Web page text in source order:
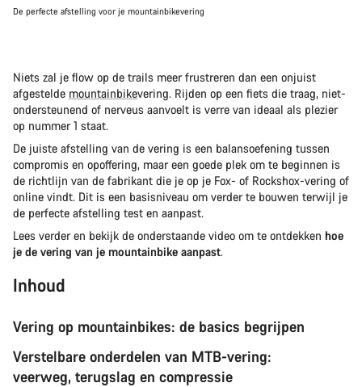
De perfecte afstelling voor je mountainbikevering
Niets zal je flow op de trails meer frustreren dan een onjuist
afgestelde mountainbikevering. Rijden op een fiets die traag, niet-
ondersteunend of nerveus aanvoelt is verre van ideaal als plezier
op nummer 1 staat.
De juiste afstelling van de vering is een balansoefening tussen
compromis en opoffering, maar een goede plek om te beginnen is
de richtlijn van de fabrikant die je op je Fox- of Rockshox-vering of
online vindt. Dit is een basisniveau om verder te bouwen terwijl je
de perfecte afstelling test en aanpast.
Lees verder en bekijk de onderstaande video om te ontdekken hoe
je de vering van je mountainbike aanpast.
Inhoud
Vering op mountainbikes: de basics begrijpen
Verstelbare onderdelen van MTB-vering:
veerweg, terugslag en compressie